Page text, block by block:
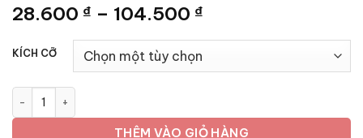
28.600 ₫ – 104.500 ₫
từ
28.600 ₫
KÍCH CỠ
VB ENROCIN ( ENRO 20%) - Lọ 100ml số lượng
THÊM VÀO GIỎ HÀNG